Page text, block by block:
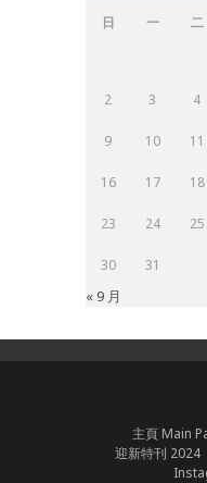
日 一 二
2 3 4
9 10 11
16 17 18
23 24 25
30 31
« 9 月
主頁 Main
迎新特刊 2024